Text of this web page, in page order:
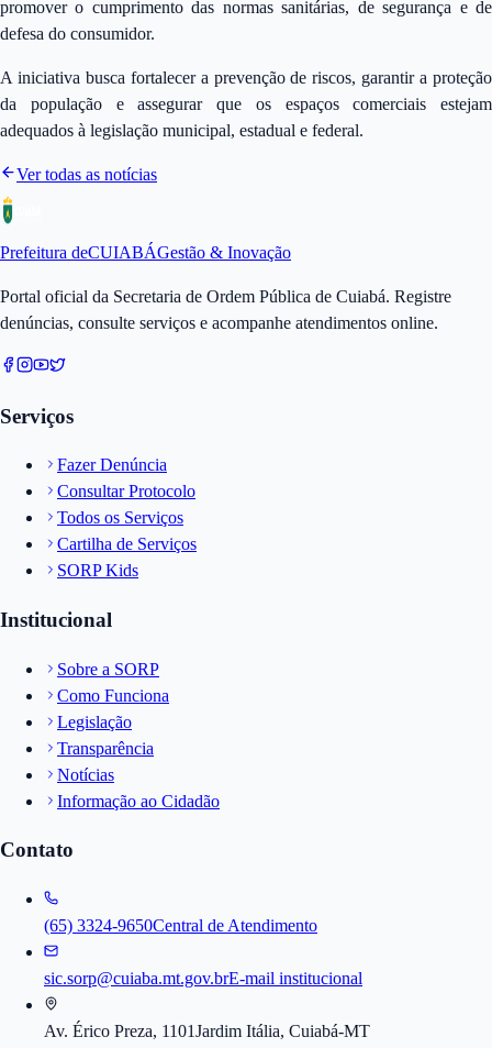
promover o cumprimento das normas sanitárias, de segurança e de
defesa do consumidor.
A iniciativa busca fortalecer a prevenção de riscos, garantir a proteção
da população e assegurar que os espaços comerciais estejam
adequados à legislação municipal, estadual e federal.
Ver todas as notícias
Prefeitura deCUIABÁGestão & Inovação
Portal oficial da Secretaria de Ordem Pública de Cuiabá. Registre
denúncias, consulte serviços e acompanhe atendimentos online.
Serviços
Fazer Denúncia
Consultar Protocolo
Todos os Serviços
Cartilha de Serviços
SORP Kids
Institucional
Sobre a SORP
Como Funciona
Legislação
Transparência
Notícias
Informação ao Cidadão
Contato
(65) 3324-9650Central de Atendimento
sic.sorp@cuiaba.mt.gov.brE-mail institucional
Av. Érico Preza, 1101Jardim Itália, Cuiabá-MT